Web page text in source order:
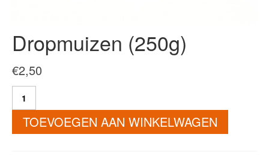
Dropmuizen (250g)
€2,50
(250g)
aantal
TOEVOEGEN AAN WINKELWAGEN